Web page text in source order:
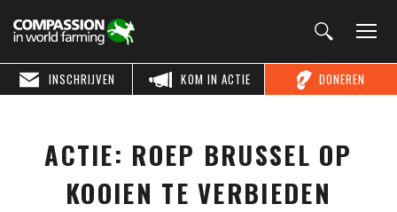
DONEREN
KOM IN ACTIE
INSCHRIJVEN
ACTIE: ROEP BRUSSEL OP
KOOIEN TE VERBIEDEN